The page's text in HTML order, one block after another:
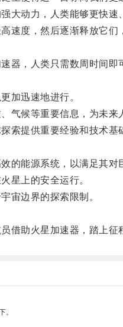
动力，人类能够更快速
度，然后逐渐释放它们
，人类只需数周时间即
加迅速地进行。
候等重要信息，为未来
提供重要经验和技术基
能源系统，以满足其对
星上的安全运行。
宙边界的探索限制。
助火星加速器，踏上征
。